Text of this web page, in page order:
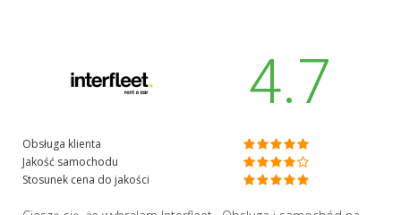
4.7
Obsługa klienta
Jakość samochodu
Stosunek cena do jakości